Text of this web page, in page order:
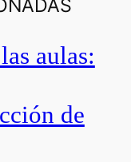
aulas:
de